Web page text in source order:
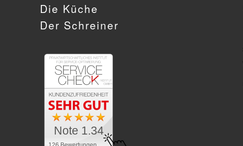
Die Küche
Der Schreiner
126 Bewertungen
Note 1.34